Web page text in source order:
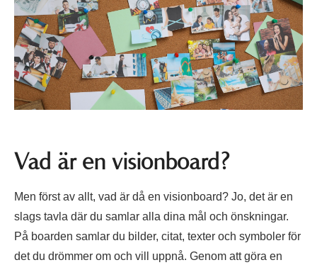
Vad är en visionboard?
Men först av allt, vad är då en visionboard? Jo, det är en
slags tavla där du samlar alla dina mål och önskningar.
På boarden samlar du bilder, citat, texter och symboler för
det du drömmer om och vill uppnå. Genom att göra en